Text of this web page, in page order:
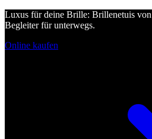
Luxus für deine Brille: Brillenetuis von
Begleiter für unterwegs.
Online kaufen